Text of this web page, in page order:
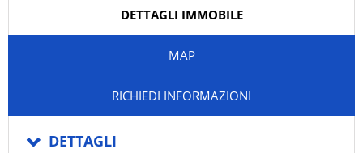
DETTAGLI IMMOBILE
MAP
RICHIEDI INFORMAZIONI
DETTAGLI